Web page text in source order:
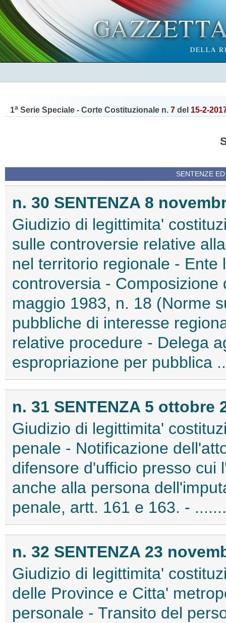
1a Serie Speciale - Corte Costituzionale n. 7 del 15-2-
SENTENZE
n. 30 SENTENZA 8
Giudizio di legittimita'
sulle controversie relative
nel territorio regionale -
controversia -
maggio 1983, n. 18 (Norme
pubbliche di interesse
relative procedure - Delega
espropriazione per pubblica
n. 31 SENTENZA 5 ottobre
Giudizio di legittimita'
penale - Notificazione
difensore d'ufficio presso cui
anche alla persona
penale, artt. 161 e 163. -
n. 32 SENTENZA 23
Giudizio di legittimita'
delle Province e Citta'
personale - Transito del